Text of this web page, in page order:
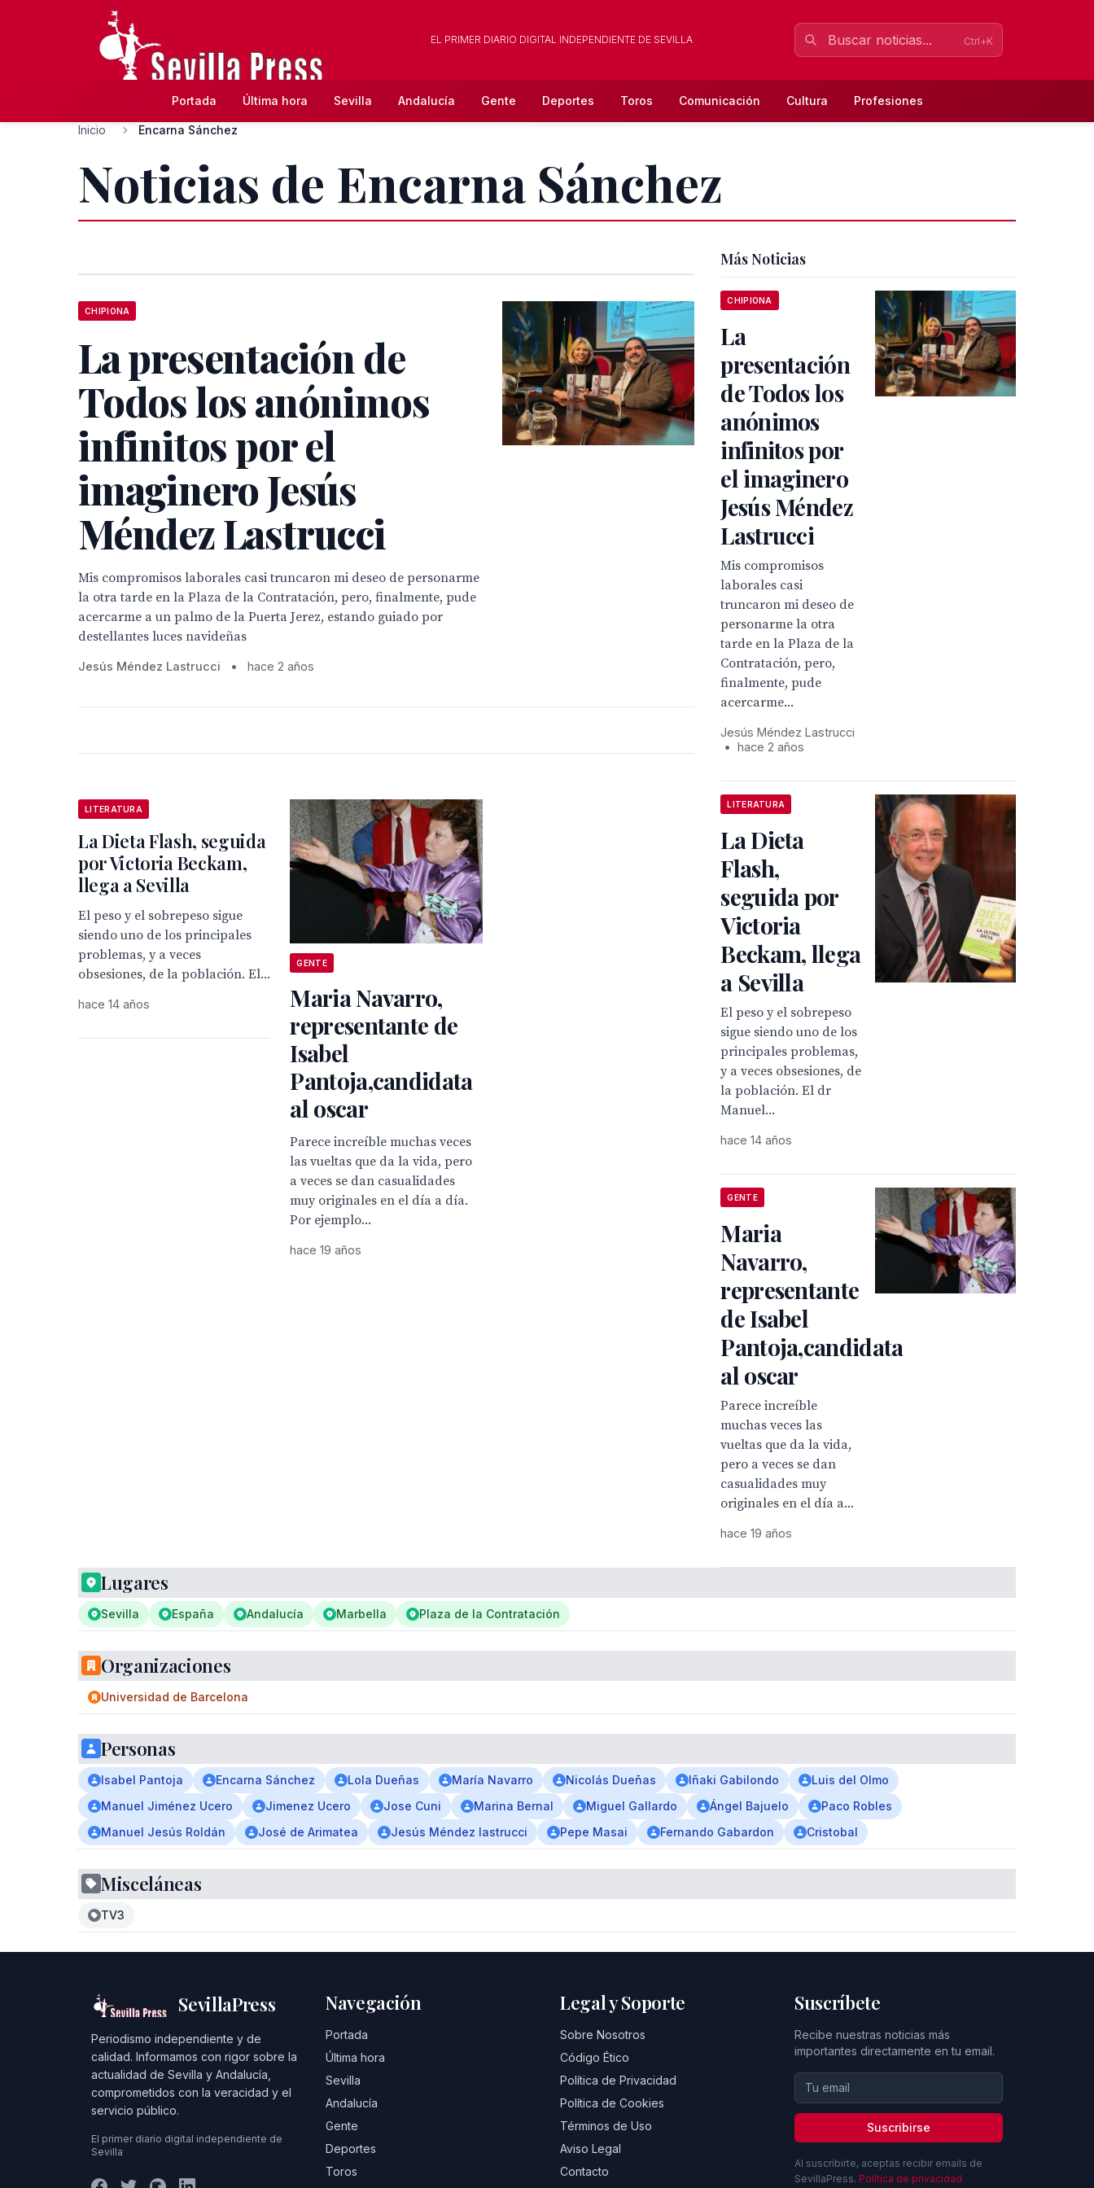
EL PRIMER DIARIO DIGITAL INDEPENDIENTE DE SEVILLA Ctrl+K
Portada Última hora Sevilla Andalucía Gente Deportes Toros Comunicación Cultura Profesiones
Inicio Encarna Sánchez
Noticias de Encarna Sánchez
CHIPIONA
La presentación de
Todos los anónimos
infinitos por el
imaginero Jesús
Méndez Lastrucci
Mis compromisos laborales casi truncaron mi deseo de personarme
la otra tarde en la Plaza de la Contratación, pero, finalmente, pude
acercarme a un palmo de la Puerta Jerez, estando guiado por
destellantes luces navideñas
Jesús Méndez Lastrucci • hace 2 años
LITERATURA
La Dieta Flash, seguida
por Victoria Beckam,
llega a Sevilla
El peso y el sobrepeso sigue
siendo uno de los principales
problemas, y a veces
obsesiones, de la población. El...
hace 14 años
GENTE
Maria Navarro,
representante de
Isabel
Pantoja,candidata
al oscar
Parece increíble muchas veces
las vueltas que da la vida, pero
a veces se dan casualidades
muy originales en el día a día.
Por ejemplo...
hace 19 años
Más Noticias
CHIPIONA
La
presentación
de Todos los
anónimos
infinitos por
el imaginero
Jesús Méndez
Lastrucci
Mis compromisos
laborales casi
truncaron mi deseo de
personarme la otra
tarde en la Plaza de la
Contratación, pero,
finalmente, pude
acercarme...
Jesús Méndez Lastrucci
•
hace 2 años
LITERATURA
La Dieta
Flash,
seguida por
Victoria
Beckam, llega
a Sevilla
El peso y el sobrepeso
sigue siendo uno de los
principales problemas,
y a veces obsesiones, de
la población. El dr
Manuel...
hace 14 años
GENTE
Maria
Navarro,
representante
de Isabel
Pantoja,candidata
al oscar
Parece increíble
muchas veces las
vueltas que da la vida,
pero a veces se dan
casualidades muy
originales en el día a...
hace 19 años
Lugares
Sevilla España Andalucía Marbella Plaza de la Contratación
Organizaciones
Universidad de Barcelona
Personas
Isabel Pantoja Encarna Sánchez Lola Dueñas María Navarro Nicolás Dueñas Iñaki Gabilondo
Luis del Olmo
Manuel Jiménez Ucero
Jimenez Ucero Jose Cuni Marina Bernal Miguel Gallardo Ángel Bajuelo
Paco Robles
Manuel Jesús Roldán
José de Arimatea Jesús Méndez lastrucci Pepe Masai Fernando Gabardon Cristobal
Misceláneas
TV3
SevillaPress
Periodismo independiente y de
calidad. Informamos con rigor sobre la
actualidad de Sevilla y Andalucía,
comprometidos con la veracidad y el
servicio público.
El primer diario digital independiente de
Sevilla
Navegación
Portada
Última hora
Sevilla
Andalucía
Gente
Deportes
Toros
Legal y Soporte
Sobre Nosotros
Código Ético
Política de Privacidad
Política de Cookies
Términos de Uso
Aviso Legal
Contacto
Suscríbete
Recibe nuestras noticias más
importantes directamente en tu email.
Suscribirse
Al suscribirte, aceptas recibir emails de
SevillaPress. Política de privacidad